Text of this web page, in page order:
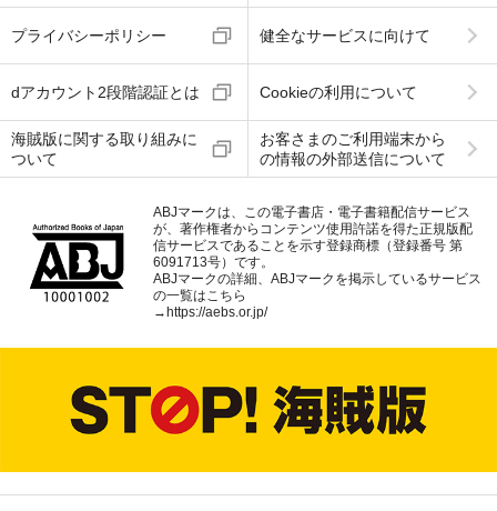
プライバシーポリシー 健全なサービスに向けて
dアカウント2段階認証とは Cookieの利用について
海賊版に関する取り組みに
ついて
お客さまのご利用端末から
の情報の外部送信について
ABJマークは、この電子書店・電子書籍配信サービス
が、著作権者からコンテンツ使用許諾を得た正規版配
信サービスであることを示す登録商標（登録番号 第
6091713号）です。
ABJマークの詳細、ABJマークを掲示しているサービス
の一覧はこちら
→ https://aebs.or.jp/